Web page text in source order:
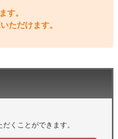
す。
ただけます。
くことができます。